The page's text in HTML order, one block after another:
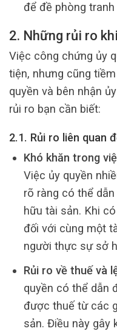
để đề phòng
2. Những rủi ro
Việc công chứng ủy
tiện, nhưng cũng
quyền và bên nhận
rủi ro bạn cần biết:
2.1. Rủi ro liên quan
Khó khăn trong
Việc ủy quyền
rõ ràng có thể
hữu tài sản. Khi
đối với cùng một
người thực sự sở
Rủi ro về thuế và
quyền có thể dẫn
được thuế từ các
sản. Điều này gây